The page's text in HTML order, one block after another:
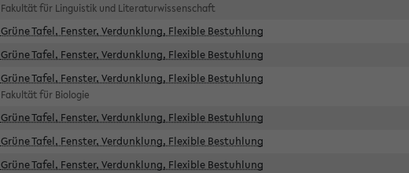
Fakultät für Linguistik und Literaturwissenschaft
Grüne Tafel, Fenster, Verdunklung, Flexible Bestuhlung
Grüne Tafel, Fenster, Verdunklung, Flexible Bestuhlung
Grüne Tafel, Fenster, Verdunklung, Flexible Bestuhlung
Fakultät für Biologie
Grüne Tafel, Fenster, Verdunklung, Flexible Bestuhlung
Grüne Tafel, Fenster, Verdunklung, Flexible Bestuhlung
Grüne Tafel, Fenster, Verdunklung, Flexible Bestuhlung